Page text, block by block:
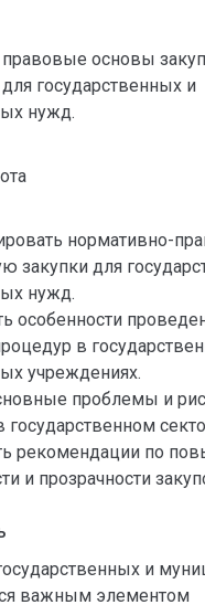
основы
для государственных и
нужд.
нормативно-
закупки для
нужд.
особенности
в
учреждениях.
проблемы и
государственном
рекомендации по
и прозрачности
и
важным элементом